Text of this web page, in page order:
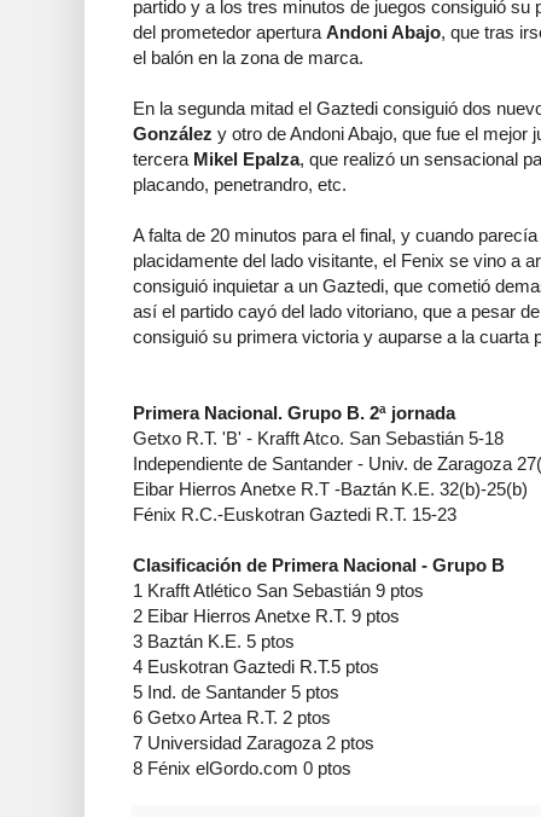
partido y a los tres minutos de juegos consiguió su
del prometedor apertura Andoni Abajo, que tras
el balón en la zona de marca.
En la segunda mitad el Gaztedi consiguió dos
González y otro de Andoni Abajo, que fue el mejor
tercera Mikel Epalza, que realizó un sensacional
placando, penetrandro, etc.
A falta de 20 minutos para el final, y cuando
placidamente del lado visitante, el Fenix se vino a
consiguió inquietar a un Gaztedi, que cometió
así el partido cayó del lado vitoriano, que a pesar
consiguió su primera victoria y auparse a la cuarta
Primera Nacional. Grupo B. 2ª jornada
Getxo R.T. 'B' - Krafft Atco. San Sebastián 5-18
Independiente de Santander - Univ. de Zaragoza
Eibar Hierros Anetxe R.T -Baztán K.E. 32(b)-25(b)
Fénix R.C.-Euskotran Gaztedi R.T. 15-23
Clasificación de Primera Nacional - Grupo B
1 Krafft Atlético San Sebastián 9 ptos
2 Eibar Hierros Anetxe R.T. 9 ptos
3 Baztán K.E. 5 ptos
4 Euskotran Gaztedi R.T.5 ptos
5 Ind. de Santander 5 ptos
6 Getxo Artea R.T. 2 ptos
7 Universidad Zaragoza 2 ptos
8 Fénix elGordo.com 0 ptos